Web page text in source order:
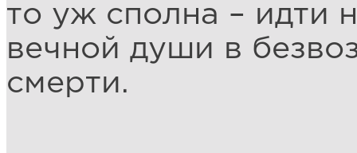
то уж сполна – идти
вечной души в
смерти.